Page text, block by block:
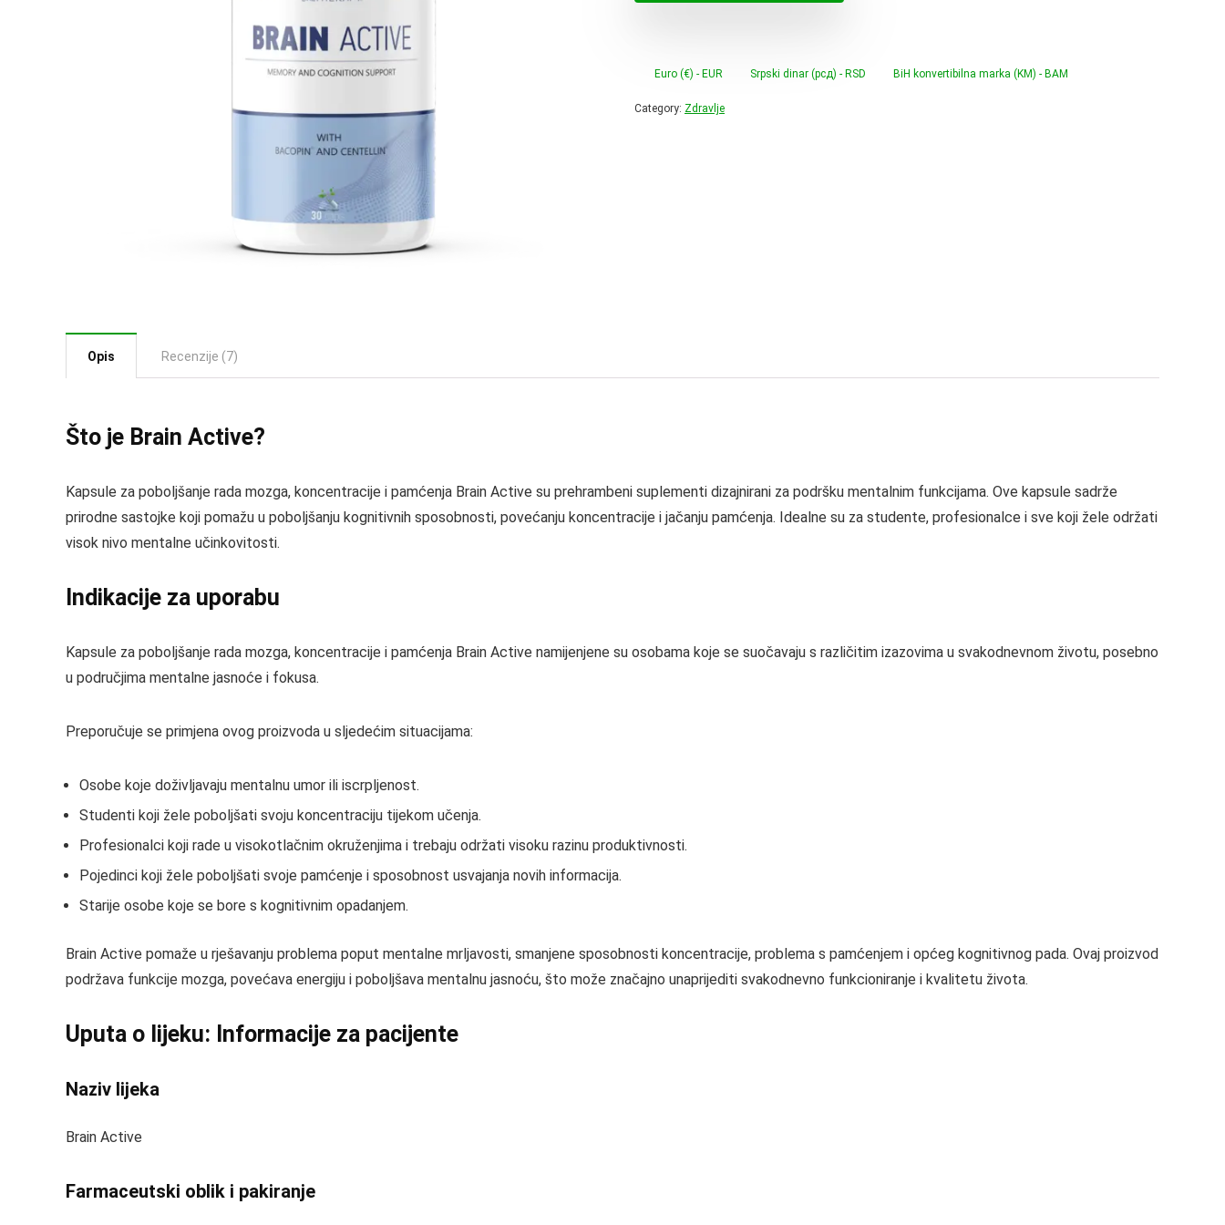
Euro (€) - EUR Srpski dinar (рсд) - RSD BiH konvertibilna marka (KM) - BAM
Category: Zdravlje
Opis Recenzije (7)
Što je Brain Active?
Kapsule za poboljšanje rada mozga, koncentracije i pamćenja Brain Active su prehrambeni suplementi dizajnirani za podršku mentalnim funkcijama. Ove kapsule sadrže
prirodne sastojke koji pomažu u poboljšanju kognitivnih sposobnosti, povećanju koncentracije i jačanju pamćenja. Idealne su za studente, profesionalce i sve koji žele održati
visok nivo mentalne učinkovitosti.
Indikacije za uporabu
Kapsule za poboljšanje rada mozga, koncentracije i pamćenja Brain Active namijenjene su osobama koje se suočavaju s različitim izazovima u svakodnevnom životu, posebno
u područjima mentalne jasnoće i fokusa.
Preporučuje se primjena ovog proizvoda u sljedećim situacijama:
Osobe koje doživljavaju mentalnu umor ili iscrpljenost.
Studenti koji žele poboljšati svoju koncentraciju tijekom učenja.
Profesionalci koji rade u visokotlačnim okruženjima i trebaju održati visoku razinu produktivnosti.
Pojedinci koji žele poboljšati svoje pamćenje i sposobnost usvajanja novih informacija.
Starije osobe koje se bore s kognitivnim opadanjem.
Brain Active pomaže u rješavanju problema poput mentalne mrljavosti, smanjene sposobnosti koncentracije, problema s pamćenjem i općeg kognitivnog pada. Ovaj proizvod
podržava funkcije mozga, povećava energiju i poboljšava mentalnu jasnoću, što može značajno unaprijediti svakodnevno funkcioniranje i kvalitetu života.
Uputa o lijeku: Informacije za pacijente
Naziv lijeka
Brain Active
Farmaceutski oblik i pakiranje